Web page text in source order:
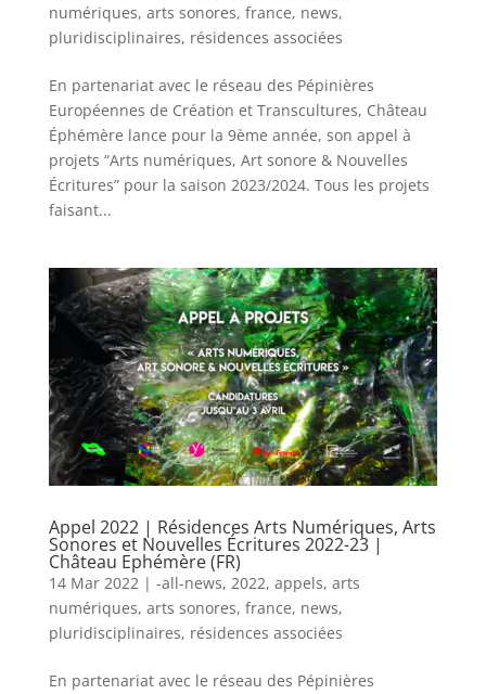
numériques, arts sonores, france, news,
pluridisciplinaires, résidences associées
En partenariat avec le réseau des Pépinières
Européennes de Création et Transcultures, Château
Éphémère lance pour la 9ème année, son appel à
projets “Arts numériques, Art sonore & Nouvelles
Écritures” pour la saison 2023/2024. Tous les projets
faisant...
Appel 2022 | Résidences Arts Numériques, Arts
Sonores et Nouvelles Écritures 2022-23 |
Château Ephémère (FR)
14 Mar 2022| -all-news, 2022, appels, arts
numériques, arts sonores, france, news,
pluridisciplinaires, résidences associées
En partenariat avec le réseau des Pépinières